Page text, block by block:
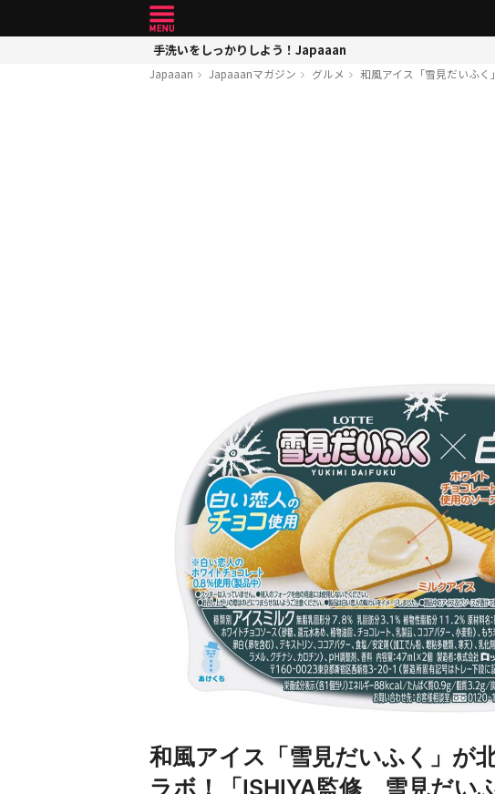
手洗いをしっかりしよう！Japaaan
Japaaan Japaaanマガジン グルメ 和風アイス「雪見だいふ
和風アイス「雪見だいふく」が
ラボ！「ISHIYA監修 雪見だい